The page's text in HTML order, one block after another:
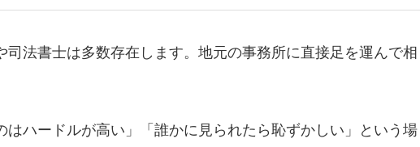
法書士は多数存在します。地元の事務所に直接足を運んで相
はハードルが高い」「誰かに見られたら恥ずかしい」という場